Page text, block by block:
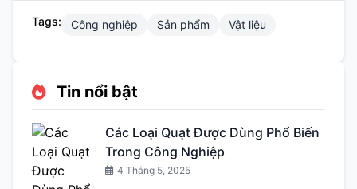
Tags: Công nghiệp Sản phẩm Vật liệu
Tin nổi bật
Các Loại Quạt Được Dùng Phổ Biến
Trong Công Nghiệp
4 Tháng 5, 2025